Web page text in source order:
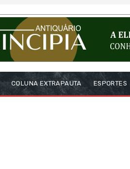
COLUNA EXTRAPAUTA ESPORTES